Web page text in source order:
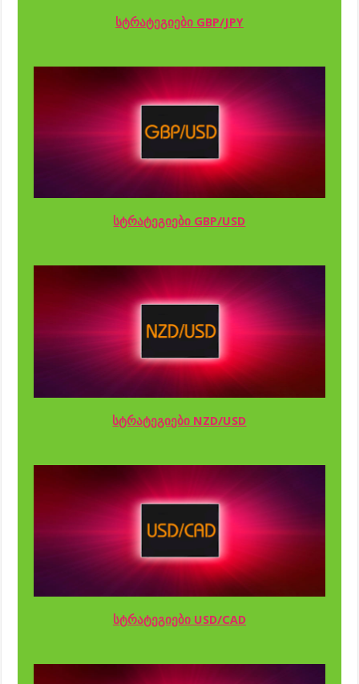
სტრატეგიები GBP/JPY
სტრატეგიები GBP/USD
სტრატეგიები NZD/USD
სტრატეგიები USD/CAD